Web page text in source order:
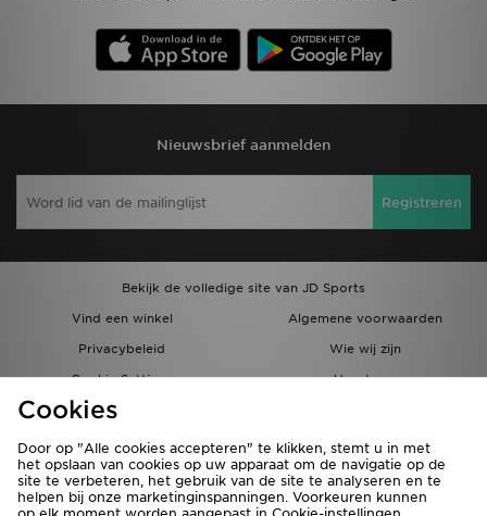
Nieuwsbrief aanmelden
Registreren
Bekijk de volledige site van JD Sports
Vind een winkel
Algemene voorwaarden
Privacybeleid
Wie wij zijn
Cookie Settings
Vacatures
Bestellingen en Levering
Cookies
Door op "Alle cookies accepteren" te klikken, stemt u in met
het opslaan van cookies op uw apparaat om de navigatie op de
site te verbeteren, het gebruik van de site te analyseren en te
helpen bij onze marketinginspanningen. Voorkeuren kunnen